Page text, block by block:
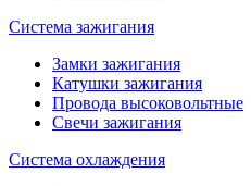
Система зажигания
Замки зажигания
Катушки зажигания
Провода высоковольтные
Свечи зажигания
Система охлаждения